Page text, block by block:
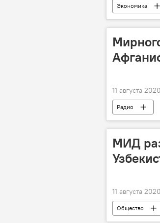
Экономика
Строительство
11 августа
Радио
МИД
11 августа
Общество